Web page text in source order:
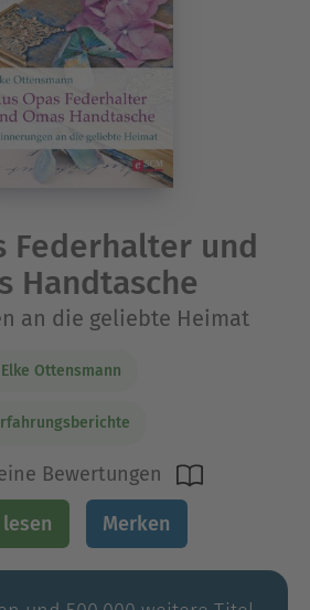
Federhalter und
Handtasche
an die geliebte Heimat
Elke Ottensmann
Bewertungen
Merken